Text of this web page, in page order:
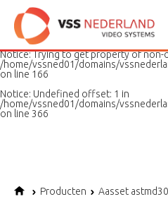
Notice: Undefined variable: page in
/home/vssned01/domains/
on line
187
Notice: Trying to get property of non-
/home/vssned01/domains/
on line 166
Notice: Undefined offset: 1 in
/home/vssned01/domains/
on line 366
Producten Aasset